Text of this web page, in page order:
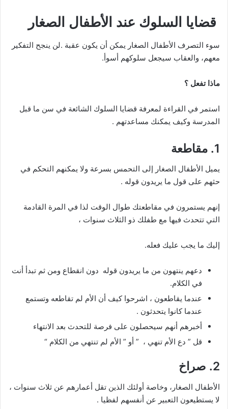
قضايا السلوك عند الأطفال الصغار
سوء التصرف الأطفال الصغار يمكن أن يكون عقبة .لن ينجح التفكير
معهم، والعقاب سيجعل سلوكهم أسوأ.
ماذا تفعل ؟
استمر في القراءة لمعرفة قضايا السلوك الشائعة في سن ما قبل
المدرسة وكيف يمكنك مساعدتهم .
1. مقاطعة
يميل الأطفال الصغار إلى التحمس بسرعة ولا يمكنهم التحكم في
حثهم على قول ما يريدون قوله .
إنهم يستمرون في مقاطعتك طوال الوقت لذا في المرة القادمة
التي تتحدث فيها مع طفلك ذو الثلاث سنوات ،
إليك ما يجب عليك فعله.
دعهم ينتهون من ما يريدون قوله دون انقطاع ومن ثم تبدأ أنت
في الكلام.
عندما يقاطعون ، اشرحوا كيف أن الأم لم تقاطعه وتستمع
عندما كانوا يتحدثون .
أخبرهم أنهم سيحصلون على فرصة للتحدث بعد الانتهاء
قل ” دع الأم تنهي ، ” أو ” الأم لم تنتهي من الكلام “
2. صراخ
الأطفال الصغار، وخاصة أولئك الذين تقل أعمارهم عن ثلاث سنوات ،
لا يستطيعون التعبير عن أنفسهم لفظيا .